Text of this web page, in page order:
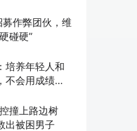
募作弊团伙，维
碰硬”
培养年轻人和
不会用成绩换
撞上路边树
出被困男子